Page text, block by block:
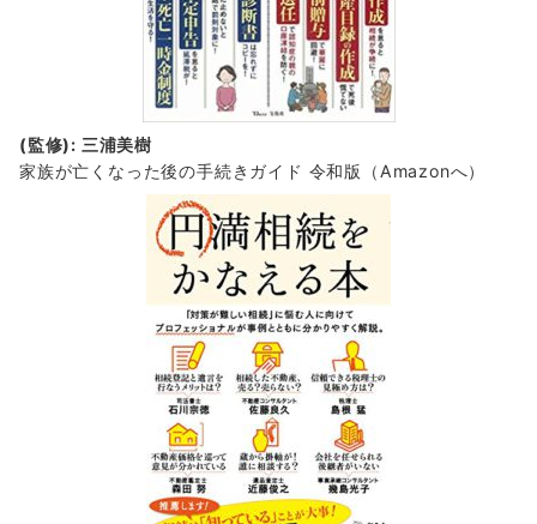
(監修): 三浦美樹
家族が亡くなった後の手続きガイド 令和版（Amazonへ）